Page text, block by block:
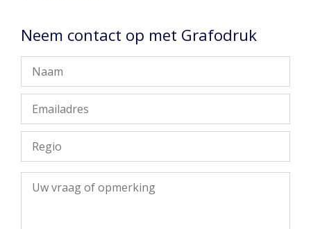
Neem contact op met Grafodruk